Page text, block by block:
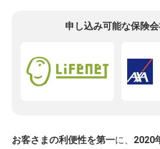
申し込み可能な保険会
お客さまの利便性を第一に、 2020